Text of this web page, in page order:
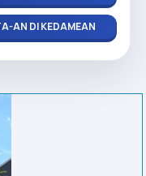
AN DI KEDAMEAN